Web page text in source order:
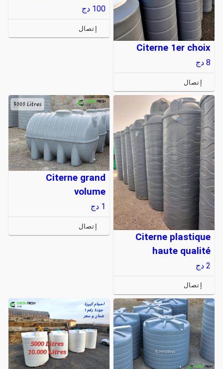
Citerne 1er choix
8 دج
إتصال
100 دج
إتصال
Citerne plastique
haute qualité
2 دج
إتصال
Citerne grand
volume
1 دج
إتصال